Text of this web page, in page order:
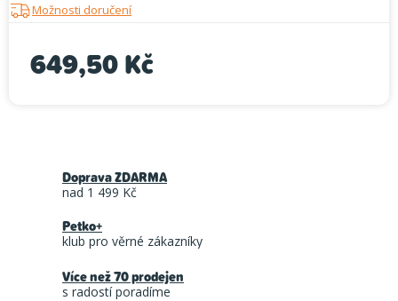
Možnosti doručení
649,50 Kč
Doprava ZDARMA
nad 1 499 Kč
Petko+
klub pro věrné zákazníky
Více než 70 prodejen
s radostí poradíme